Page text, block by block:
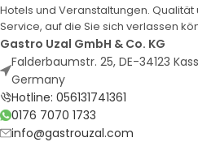
Hotels und Veranstaltungen. Qualität
Service, auf die Sie sich verlassen
Gastro Uzal GmbH & Co. KG
Falderbaumstr. 25, DE-34123
Germany
Hotline: 056131741361
0176 7070 1733
info@gastrouzal.com